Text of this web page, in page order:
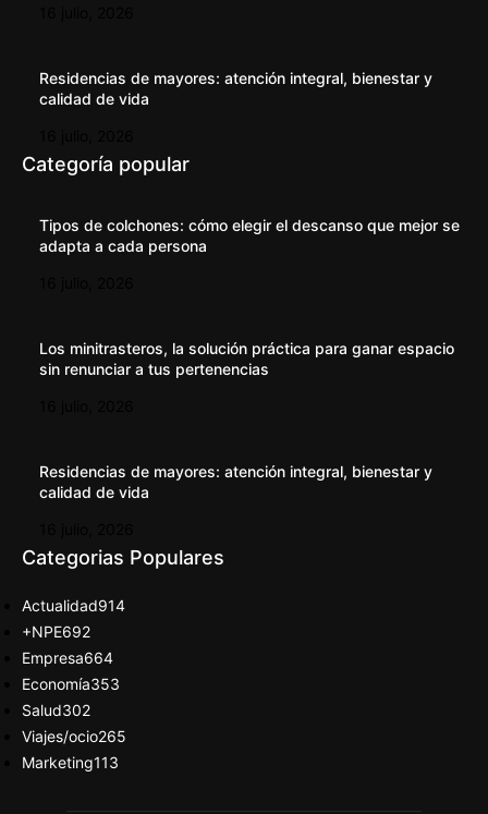
Residencias de mayores: atención integral, bienestar y
calidad de vida
Categoría popular
Tipos de colchones: cómo elegir el descanso que mejor se
adapta a cada persona
Los minitrasteros, la solución práctica para ganar espacio
sin renunciar a tus pertenencias
Residencias de mayores: atención integral, bienestar y
calidad de vida
Categorias Populares
Actualidad914
+NPE692
Empresa664
Economía353
Salud302
Viajes/ocio265
Marketing113